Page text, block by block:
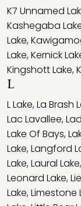
K7 Unnamed
Kashegaba
Lake,
Lake,Kernick
Kingshott Lake,
L
L Lake,La Brash
Lac Lavallee,
Lake Of Bays,
Lake,Langford
Lake,Laural Lake,
Leonard Lake,
Lake,Limestone